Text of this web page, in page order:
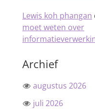
Lewis koh phangan
moet weten over
Archief
augustus 2026
juli 2026